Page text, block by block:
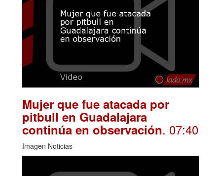
Mujer que fue atacada por
pitbull en Guadalajara
continúa en observación. 07:40
Imagen Noticias